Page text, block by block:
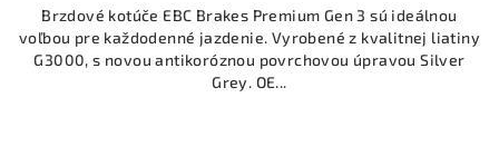
Brzdové kotúče EBC Brakes Premium Gen 3 sú ideálnou
voľbou pre každodenné jazdenie. Vyrobené z kvalitnej liatiny
G3000, s novou antikoróznou povrchovou úpravou Silver
Grey. OE...